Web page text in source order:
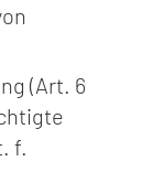
(Art. 6
f.